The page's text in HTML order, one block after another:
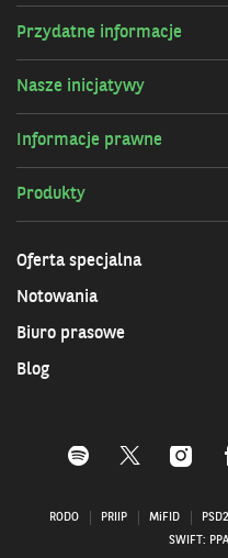
Przydatne informacje
Nasze inicjatywy
Informacje prawne
Produkty
Oferta specjalna
Notowania
Biuro prasowe
Blog
RODO PRIIP MiFID PSD2
SWIFT:
Paribas Paribas Paribas